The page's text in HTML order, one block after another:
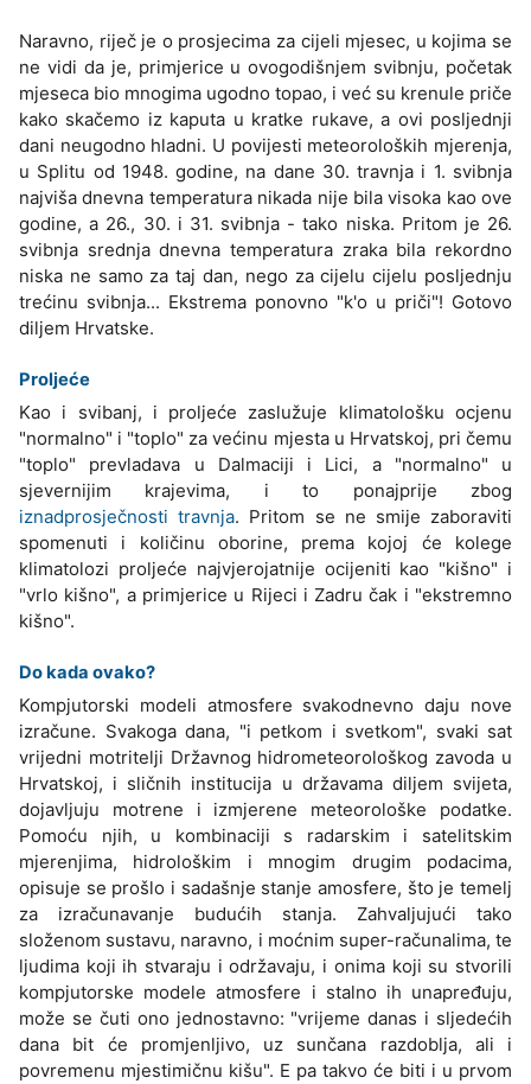
Naravno, riječ je o prosjecima za cijeli mjesec, u kojima se
ne vidi da je, primjerice u ovogodišnjem svibnju, početak
mjeseca bio mnogima ugodno topao, i već su krenule priče
kako skačemo iz kaputa u kratke rukave, a ovi posljednji
dani neugodno hladni. U povijesti meteoroloških mjerenja,
u Splitu od 1948. godine, na dane 30. travnja i 1. svibnja
najviša dnevna temperatura nikada nije bila visoka kao ove
godine, a 26., 30. i 31. svibnja - tako niska. Pritom je 26.
svibnja srednja dnevna temperatura zraka bila rekordno
niska ne samo za taj dan, nego za cijelu cijelu posljednju
trećinu svibnja... Ekstrema ponovno "k'o u priči"! Gotovo
diljem Hrvatske.
Proljeće
Kao i svibanj, i proljeće zaslužuje klimatološku ocjenu
"normalno" i "toplo" za većinu mjesta u Hrvatskoj, pri čemu
"toplo" prevladava u Dalmaciji i Lici, a "normalno" u
sjevernijim krajevima, i to ponajprije zbog
iznadprosječnosti travnja. Pritom se ne smije zaboraviti
spomenuti i količinu oborine, prema kojoj će kolege
klimatolozi proljeće najvjerojatnije ocijeniti kao "kišno" i
"vrlo kišno", a primjerice u Rijeci i Zadru čak i "ekstremno
kišno".
Do kada ovako?
Kompjutorski modeli atmosfere svakodnevno daju nove
izračune. Svakoga dana, "i petkom i svetkom", svaki sat
vrijedni motritelji Državnog hidrometeorološkog zavoda u
Hrvatskoj, i sličnih institucija u državama diljem svijeta,
dojavljuju motrene i izmjerene meteorološke podatke.
Pomoću njih, u kombinaciji s radarskim i satelitskim
mjerenjima, hidrološkim i mnogim drugim podacima,
opisuje se prošlo i sadašnje stanje amosfere, što je temelj
za izračunavanje budućih stanja. Zahvaljujući tako
složenom sustavu, naravno, i moćnim super-računalima, te
ljudima koji ih stvaraju i održavaju, i onima koji su stvorili
kompjutorske modele atmosfere i stalno ih unapređuju,
može se čuti ono jednostavno: "vrijeme danas i sljedećih
dana bit će promjenljivo, uz sunčana razdoblja, ali i
povremenu mjestimičnu kišu". E pa takvo će biti i u prvom